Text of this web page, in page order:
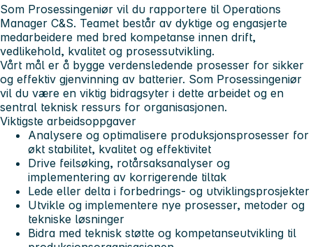
Som Prosessingeniør vil du rapportere til Operations
Manager C&S. Teamet består av dyktige og engasjerte
medarbeidere med bred kompetanse innen drift,
vedlikehold, kvalitet og prosessutvikling.
Vårt mål er å bygge verdensledende prosesser for sikker
og effektiv gjenvinning av batterier. Som Prosessingeniør
vil du være en viktig bidragsyter i dette arbeidet og en
sentral teknisk ressurs for organisasjonen.
Viktigste arbeidsoppgaver
Analysere og optimalisere produksjonsprosesser for
økt stabilitet, kvalitet og effektivitet
Drive feilsøking, rotårsaksanalyser og
implementering av korrigerende tiltak
Lede eller delta i forbedrings- og utviklingsprosjekter
Utvikle og implementere nye prosesser, metoder og
tekniske løsninger
Bidra med teknisk støtte og kompetanseutvikling til